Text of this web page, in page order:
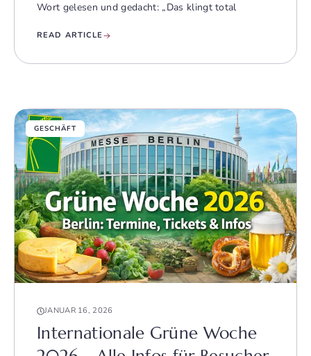
Wort gelesen und gedacht: „Das klingt total
READ ARTICLE
GESCHÄFT
JANUAR 16, 2026
Internationale Grüne Woche